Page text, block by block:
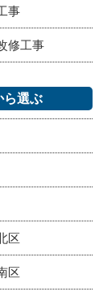
事
修工事
ら選ぶ
区
区